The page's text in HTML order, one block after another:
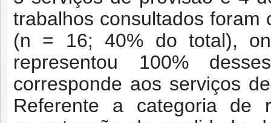
trabalhos consultados foram
(n = 16; 40% do total),
representou 100%
corresponde aos serviços
Referente a categoria de